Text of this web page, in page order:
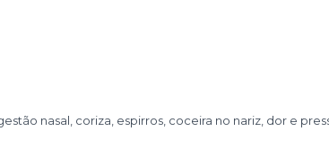
nasal, coriza, espirros, coceira no nariz, dor e